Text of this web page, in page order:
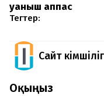
Қуаныш Қаппас
Тегтер:
Сайт
Оқыңыз